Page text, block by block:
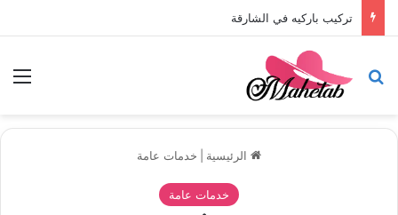
تركيب باركيه في الشارقة
بحث عن
الرئيسية خدمات عامة
خدمات عامة